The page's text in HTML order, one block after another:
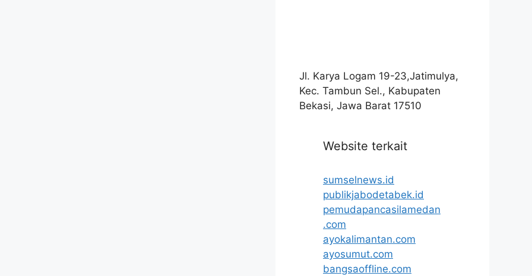
Jl. Karya Logam 19-23,Jatimulya,
Kec. Tambun Sel., Kabupaten
Bekasi, Jawa Barat 17510
Website terkait
sumselnews.id
publikjabodetabek.id
pemudapancasilamedan
.com
ayokalimantan.com
ayosumut.com
bangsaoffline.com